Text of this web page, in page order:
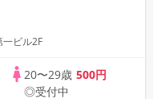
ビル2F
20〜29歳 500円
◎受付中